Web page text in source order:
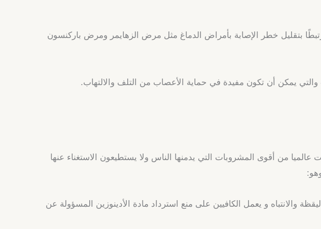
بتقليل خطر الإصابة بأمراض الدماغ مثل مرض الزهايمر ومرض باركنسون
والتي يمكن أن تكون مفيدة في حماية الأعصاب من التلف والالتهاب.
عالميا من أقوى
المشروبات التي يدمنها الناس ولا يستطيعون الاستغناء عنها
والانتباه و يعمل الكافيين على منع استرداد مادة الأدينوزين المسؤولة عن